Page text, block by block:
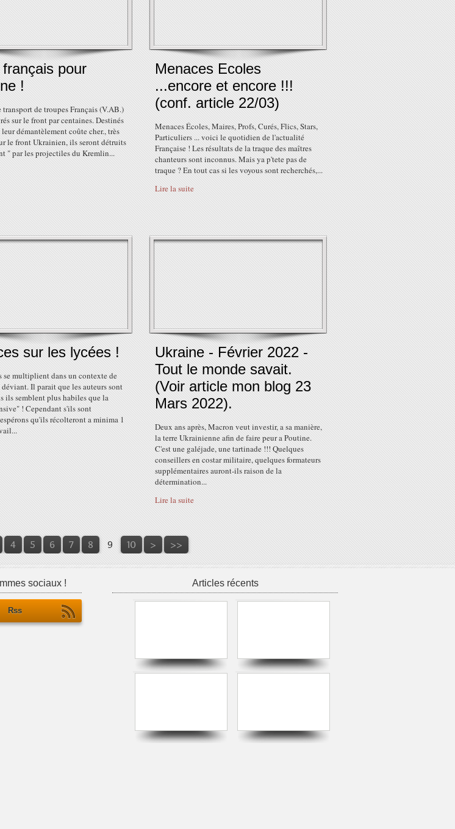
pour
!
transport de troupes Français (V.AB.)
sur le front par centaines. Destinés
leur démantèlement coûte cher., très
le front Ukrainien, ils seront détruits
" par les projectiles du Kremlin...
Menaces Ecoles
...encore et encore !!!
(conf. article 22/03)
Menaces Écoles, Maires, Profs, Curés, Flics, Stars,
Particuliers ... voici le quotidien de l'actualité
Française ! Les résultats de la traque des maîtres
chanteurs sont inconnus. Mais ya p'tete pas de
traque ? En tout cas si les voyous sont recherchés,...
Lire la suite
sur les lycées !
se multiplient dans un contexte de
Il parait que les auteurs sont
ils semblent plus habiles que la
! Cependant s'ils sont
qu'ils récolteront a minima 1
Ukraine - Février 2022 -
Tout le monde savait.
(Voir article mon blog 23
Mars 2022).
Deux ans après, Macron veut investir, a sa manière,
la terre Ukrainienne afin de faire peur a Poutine.
C'est une galéjade, une tartinade !!! Quelques
conseillers en costar militaire, quelques formateurs
supplémentaires auront-ils raison de la
détermination...
Lire la suite
4 5 6 7 8 9 10 20
30
> >>
sociaux !
Rss
Articles récents